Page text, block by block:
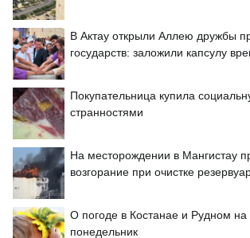
В Актау открыли Аллею дружбы
государств: заложили капсулу
Покупательница купила
странностями
На месторождении в Мангистау
возгорание при очистке
О погоде в Костанае и Рудном на
понедельник